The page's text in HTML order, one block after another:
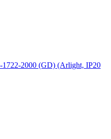
2000 (GD) (Arlight, IP20